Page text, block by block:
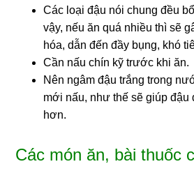
Các loại đậu nói chung đều
vậy, nếu ăn quá nhiều thì sẽ
hóa, dẫn đến đầy bụng, khó
Cần nấu chín kỹ trước khi ăn.
Nên ngâm đậu trắng trong
mới nấu, như thế sẽ giúp đậu
hơn.
Các món ăn, bài thuốc